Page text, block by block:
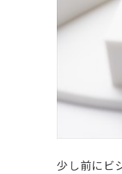
少し前にビ